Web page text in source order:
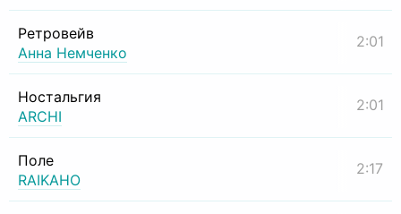
Ретровейв
Анна Немченко
2:01
Ностальгия
ARCHI
2:01
Поле
RAIKAHO
2:17